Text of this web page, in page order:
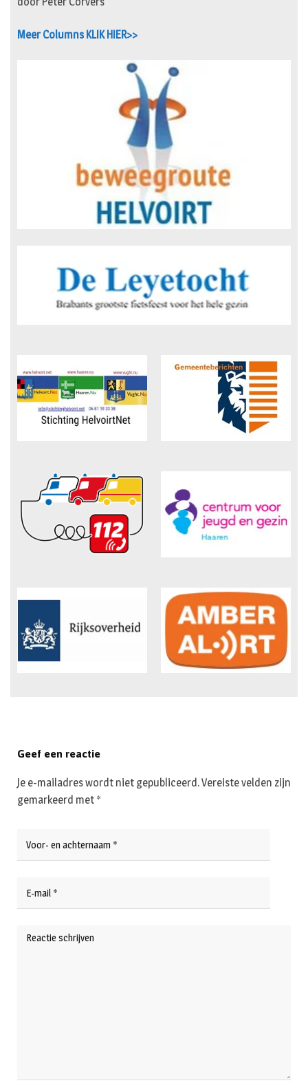
Meer Columns KLIK HIER>>
Geef een reactie
Je e-mailadres wordt niet gepubliceerd.Vereiste velden zijn
gemarkeerd met *